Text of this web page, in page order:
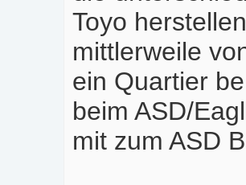
Toyo
mittlerweile
ein Quartier
beim ASD/
mit zum ASD